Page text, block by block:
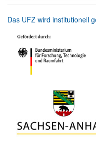
Das UFZ wird institutionell